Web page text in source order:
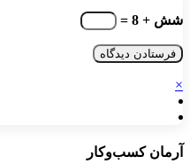
شش + 8 =
×
آرمان کسب‌وکار